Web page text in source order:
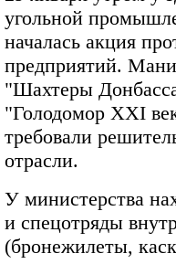
угольной
началась акция
предприятий.
"Шахтеры
"Голодомор XXI
требовали
отрасли.
У министерства
и спецотряды
(бронежилеты,